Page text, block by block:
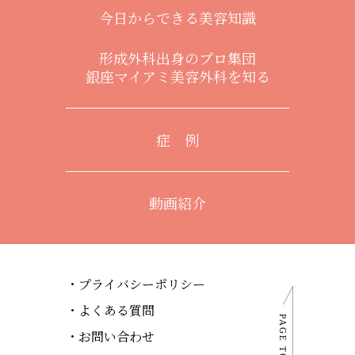
今日からできる美容知識
形成外科出身のプロ集団
銀座マイアミ美容外科を知る
症 例
動画紹介
プライバシーポリシー
よくある質問
お問い合わせ